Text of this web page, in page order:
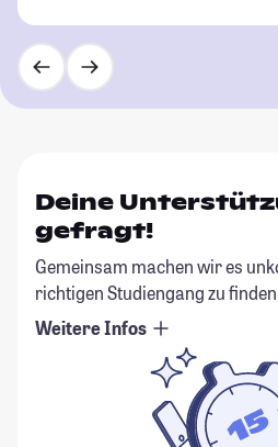
Deine
gefragt!
Gemeinsam machen wir es
richtigen Studiengang zu
Weitere Infos